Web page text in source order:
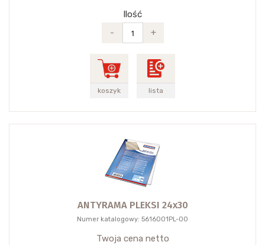
Ilość
-
+
koszyk lista
ANTYRAMA PLEKSI 24x30
Numer katalogowy: 5616001PL-00
Twoja cena netto